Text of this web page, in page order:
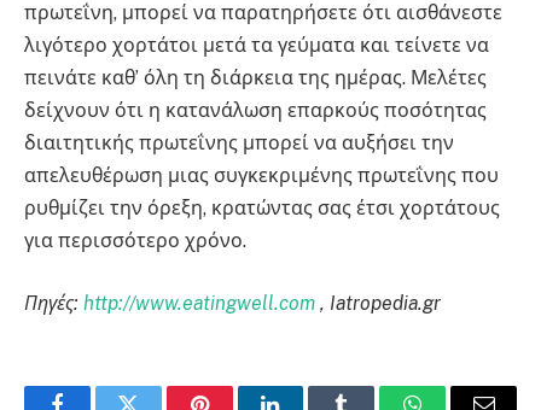
πρωτεΐνη, μπορεί να παρατηρήσετε ότι αισθάνεστε
λιγότερο χορτάτοι μετά τα γεύματα και τείνετε να
πεινάτε καθ’ όλη τη διάρκεια της ημέρας. Μελέτες
δείχνουν ότι η κατανάλωση επαρκούς ποσότητας
διαιτητικής πρωτεΐνης μπορεί να αυξήσει την
απελευθέρωση μιας συγκεκριμένης πρωτεΐνης που
ρυθμίζει την όρεξη, κρατώντας σας έτσι χορτάτους
για περισσότερο χρόνο.
Πηγές: http://www.eatingwell.com , Iatropedia.gr